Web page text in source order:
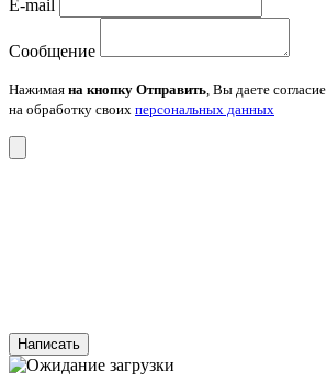
E-mail
Сообщение
Нажимая на кнопку Отправить , Вы даете согласие
на обработку своих персональных данных
Написать